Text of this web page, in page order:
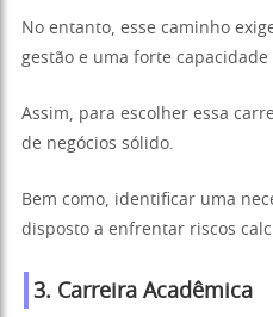
No entanto, esse caminho
gestão e uma forte capacidade
Assim, para escolher essa
de negócios sólido.
Bem como, identificar uma
disposto a enfrentar riscos
3. Carreira Acadêmica